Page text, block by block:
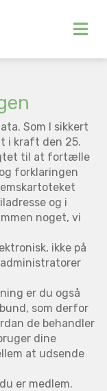
Som I sikkert
i kraft den 25.
til at fortælle
forklaringen
og i
noget, vi
ikke på
er du også
som derfor
de behandler
dine
at udsende
er medlem.